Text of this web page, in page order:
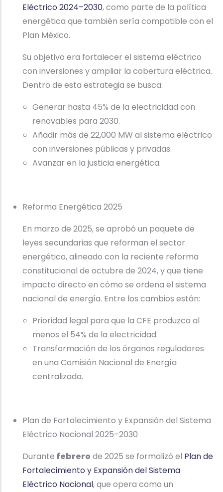
Eléctrico 2024–2030, como parte de la política
energética que también sería compatible con el
Plan México.
Su objetivo era fortalecer el sistema eléctrico
con inversiones y ampliar la cobertura eléctrica.
Dentro de esta estrategia se busca:
Generar hasta 45% de la electricidad con
renovables para 2030.
Añadir más de 22,000 MW al sistema eléctrico
con inversiones públicas y privadas.
Avanzar en la justicia energética.
Reforma Energética 2025
En marzo de 2025, se aprobó un paquete de
leyes secundarias que reforman el sector
energético, alineado con la reciente reforma
constitucional de octubre de 2024, y que tiene
impacto directo en cómo se ordena el sistema
nacional de energía. Entre los cambios están:
Prioridad legal para que la CFE produzca al
menos el 54% de la electricidad.
Transformación de los órganos reguladores
en una Comisión Nacional de Energía
centralizada.
Plan de Fortalecimiento y Expansión del Sistema
Eléctrico Nacional 2025–2030
Durante febrero de 2025 se formalizó el Plan de
Fortalecimiento y Expansión del Sistema
Eléctrico Nacional, que opera como un